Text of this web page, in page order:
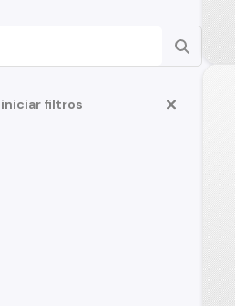
filtros